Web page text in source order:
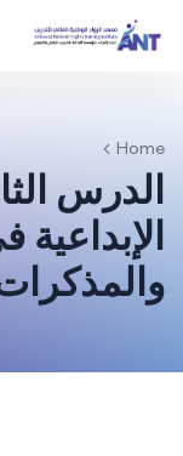
Home
الدرس
الإبداعية